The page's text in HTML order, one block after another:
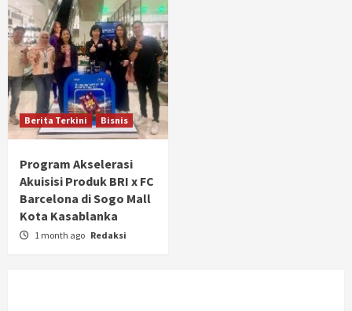
Berita Terkini Bisnis
Program Akselerasi
Akuisisi Produk BRI x FC
Barcelona di Sogo Mall
Kota Kasablanka
1 month ago Redaksi